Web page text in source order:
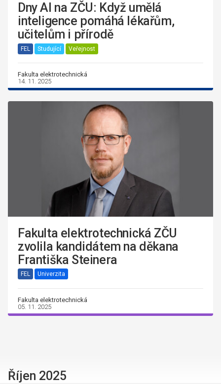
Dny AI na ZČU: Když umělá
inteligence pomáhá lékařům,
učitelům i přírodě
FEL Studující Veřejnost
Fakulta elektrotechnická
14. 11. 2025
Fakulta elektrotechnická ZČU
zvolila kandidátem na děkana
Františka Steinera
FEL Univerzita
Fakulta elektrotechnická
05. 11. 2025
Říjen 2025